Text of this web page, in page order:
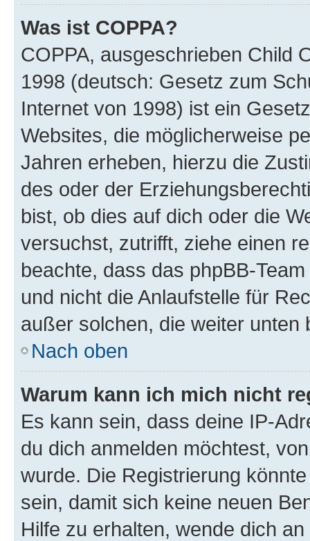
Was ist COPPA?
COPPA, ausgeschrieben Child
1998 (deutsch: Gesetz zum
Internet von 1998) ist ein
Websites, die möglicherweise
Jahren erheben, hierzu die
des oder der
bist, ob dies auf dich oder die
versuchst, zutrifft, ziehe einen
beachte, dass das phpBB-
und nicht die Anlaufstelle für
außer solchen, die weiter unten
Nach oben
Warum kann ich mich nicht
Es kann sein, dass deine IP-
du dich anmelden möchtest,
wurde. Die Registrierung
sein, damit sich keine neuen
Hilfe zu erhalten, wende dich